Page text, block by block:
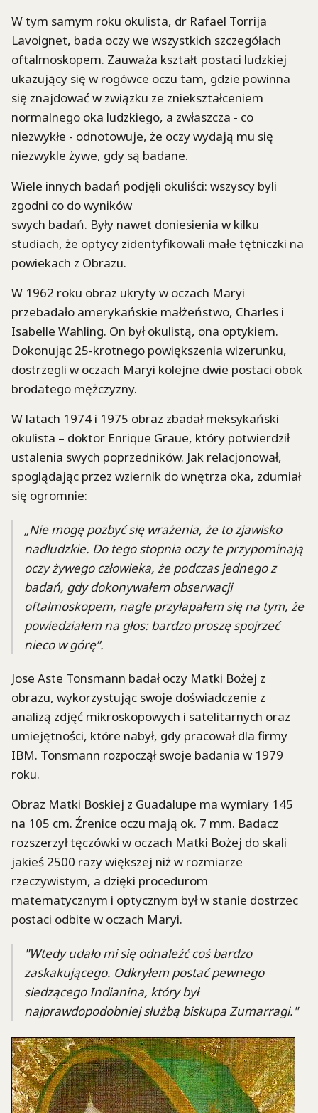
W tym samym roku okulista, dr Rafael Torrija
Lavoignet, bada oczy we wszystkich szczegółach
oftalmoskopem. Zauważa kształt postaci ludzkiej
ukazujący się w rogówce oczu tam, gdzie powinna
się znajdować w związku ze zniekształceniem
normalnego oka ludzkiego, a zwłaszcza - co
niezwykłe - odnotowuje, że oczy wydają mu się
niezwykle żywe, gdy są badane.
Wiele innych badań podjęli okuliści: wszyscy byli
zgodni co do wyników
swych badań. Były nawet doniesienia w kilku
studiach, że optycy zidentyfikowali małe tętniczki na
powiekach z Obrazu.
W 1962 roku obraz ukryty w oczach Maryi
przebadało amerykańskie małżeństwo, Charles i
Isabelle Wahling. On był okulistą, ona optykiem.
Dokonując 25-krotnego powiększenia wizerunku,
dostrzegli w oczach Maryi kolejne dwie postaci obok
brodatego mężczyzny.
W latach 1974 i 1975 obraz zbadał meksykański
okulista – doktor Enrique Graue, który potwierdził
ustalenia swych poprzedników. Jak relacjonował,
spoglądając przez wziernik do wnętrza oka, zdumiał
się ogromnie:
„Nie mogę pozbyć się wrażenia, że to zjawisko
nadludzkie. Do tego stopnia oczy te przypominają
oczy żywego człowieka, że podczas jednego z
badań, gdy dokonywałem obserwacji
oftalmoskopem, nagle przyłapałem się na tym, że
powiedziałem na głos: bardzo proszę spojrzeć
nieco w górę”.
Jose Aste Tonsmann badał oczy Matki Bożej z
obrazu, wykorzystując swoje doświadczenie z
analizą zdjęć mikroskopowych i satelitarnych oraz
umiejętności, które nabył, gdy pracował dla firmy
IBM. Tonsmann rozpoczął swoje badania w 1979
roku.
Obraz Matki Boskiej z Guadalupe ma wymiary 145
na 105 cm. Źrenice oczu mają ok. 7 mm. Badacz
rozszerzył tęczówki w oczach Matki Bożej do skali
jakieś 2500 razy większej niż w rozmiarze
rzeczywistym, a dzięki procedurom
matematycznym i optycznym był w stanie dostrzec
postaci odbite w oczach Maryi.
"Wtedy udało mi się odnaleźć coś bardzo
zaskakującego. Odkryłem postać pewnego
siedzącego Indianina, który był
najprawdopodobniej służbą biskupa Zumarragi."